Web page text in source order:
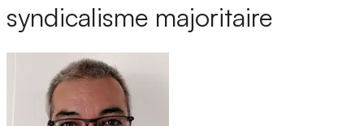
syndicalisme majoritaire